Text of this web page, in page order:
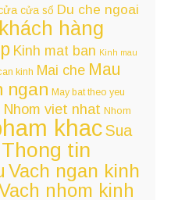
cửa sổ Du che ngoai
khách hàng
Kinh mat ban Kinh mau
kinh Mai che Mau
ngan May bat theo yeu
Nhom viet nhat Nhom
khacSua
Thong tin
Vach ngan kinh
nhom kinh